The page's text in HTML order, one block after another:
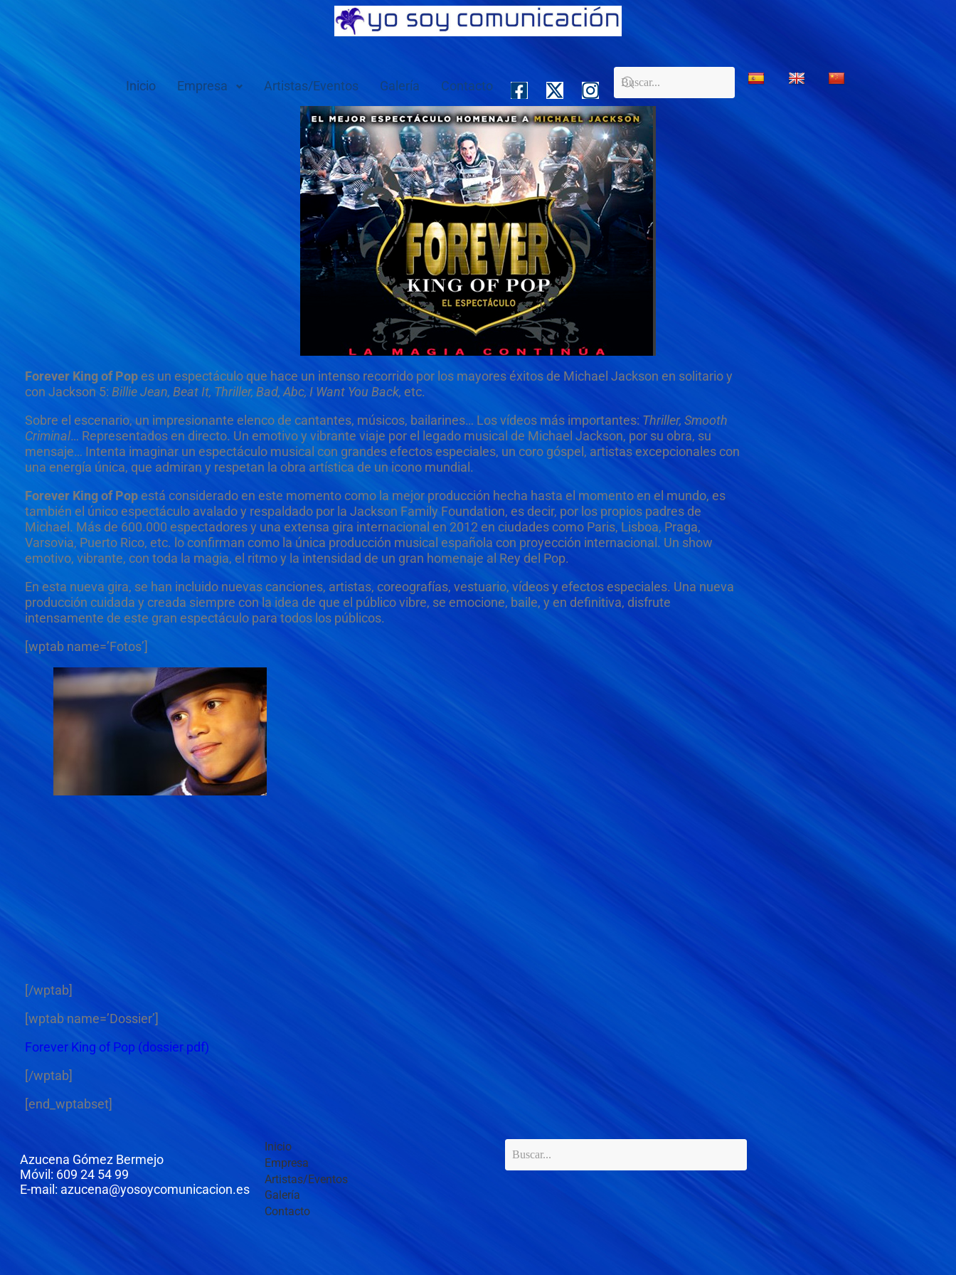
Inicio Empresa Artistas/Eventos Galería Contacto
Forever King of Popes un espectáculo que hace un intenso recorrido por los mayores éxitos de Michael Jackson en solitario y
con Jackson 5: Billie Jean, Beat It, Thriller, Bad, Abc, I Want You Back, etc.
Sobre el escenario, un impresionante elenco de cantantes, músicos, bailarines… Los vídeos más importantes: Thriller, Smooth
Criminal… Representados en directo. Un emotivo y vibrante viaje por el legado musical de Michael Jackson, por su obra, su
mensaje… Intenta imaginar un espectáculo musical con grandes efectos especiales, un coro góspel, artistas excepcionales con
una energía única, que admiran y respetan la obra artística de un icono mundial.
Forever King of Popestá considerado en este momento como la mejor producción hecha hasta el momento en el mundo, es
también el único espectáculo avalado y respaldado por la Jackson Family Foundation, es decir, por los propios padres de
Michael. Más de 600.000 espectadores y una extensa gira internacional en 2012 en ciudades como Paris, Lisboa, Praga,
Varsovia, Puerto Rico, etc. lo confirman como la única producción musical española con proyección internacional. Un show
emotivo, vibrante, con toda la magia, el ritmo y la intensidad de un gran homenaje al Rey del Pop.
En esta nueva gira, se han incluido nuevas canciones, artistas, coreografías, vestuario, vídeos y efectos especiales. Una nueva
producción cuidada y creada siempre con la idea de que el público vibre, se emocione, baile, y en definitiva, disfrute
intensamente de este gran espectáculo para todos los públicos.
[wptab name=’Fotos’]
[/wptab]
[wptab name=’Dossier’]
Forever King of Pop (dossier pdf)
[/wptab]
[end_wptabset]
Azucena Gómez Bermejo
Móvil: 609 24 54 99
E-mail: azucena@yosoycomunicacion.es
Inicio
Empresa
Artistas/Eventos
Galería
Contacto